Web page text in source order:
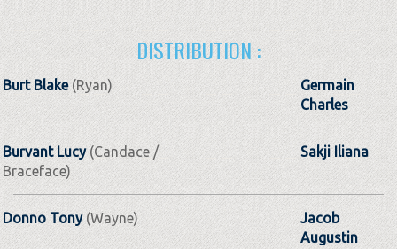
DISTRIBUTION :
Burt Blake(Ryan)
Germain
Charles
Burvant Lucy(Candace /
Braceface)
Sakji Iliana
Donno Tony(Wayne)
Jacob
Augustin